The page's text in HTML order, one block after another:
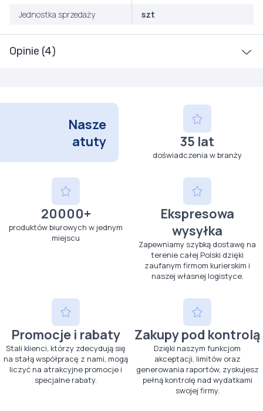
Opinie (4)
Jednostka sprzedaży szt
Nasze
atuty
35 lat
doświadczenia w branży
20000+
produktów biurowych w jednym
miejscu
Ekspresowa
wysyłka
Zapewniamy szybką dostawę na
terenie całej Polski dzięki
zaufanym firmom kurierskim i
naszej własnej logistyce.
Promocje i rabaty
Stali klienci, którzy zdecydują się
na stałą współpracę z nami, mogą
liczyć na atrakcyjne promocje i
specjalne rabaty.
Zakupy pod kontrolą
Dzięki naszym funkcjom
akceptacji, limitów oraz
generowania raportów, zyskujesz
pełną kontrolę nad wydatkami
swojej firmy.